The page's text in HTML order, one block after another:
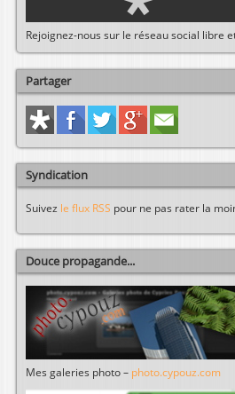
Rejoignez-nous sur le réseau social libre
Partager
Syndication
Suivez le flux RSS pour ne pas rater la
Douce propagande...
Mes galeries photo – photo.cypouz.com